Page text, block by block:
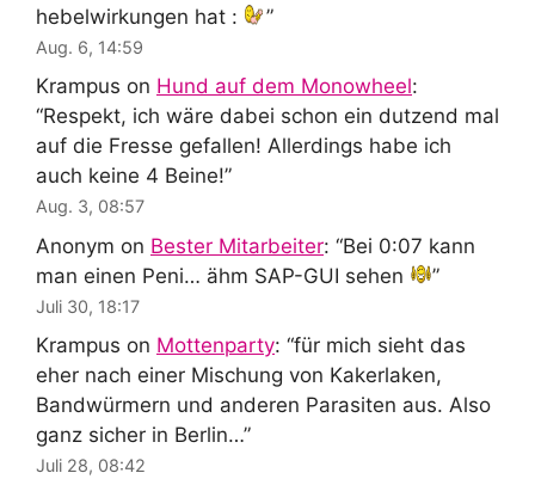
hebelwirkungen hat :
”
Aug. 6, 14:59
Krampus on Hund auf dem Monowheel:
“Respekt, ich wäre dabei schon ein dutzend mal
auf die Fresse gefallen! Allerdings habe ich
auch keine 4 Beine!”
Aug. 3, 08:57
Anonym on Bester Mitarbeiter: “Bei 0:07 kann
man einen Peni… ähm SAP-GUI sehen
”
Juli 30, 18:17
Krampus on Mottenparty: “für mich sieht das
eher nach einer Mischung von Kakerlaken,
Bandwürmern und anderen Parasiten aus. Also
ganz sicher in Berlin…”
Juli 28, 08:42